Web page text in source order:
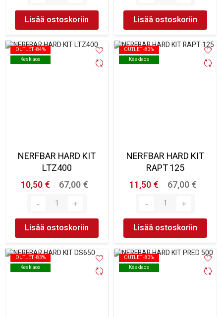
Lisää ostoskoriin Lisää ostoskoriin
OUTLET -84%
Kesklaos
OUTLET -84%
Kesklaos
NERFBAR HARD KIT
LTZ400
10,50 €
67,00 €
Lisää ostoskoriin
OUTLET -83%
Kesklaos
OUTLET -83%
Kesklaos
NERFBAR HARD KIT
RAPT 125
11,50 €
67,00 €
Lisää ostoskoriin
OUTLET -83%
Kesklaos
OUTLET -83%
Kesklaos
OUTLET -83%
Kesklaos
OUTLET -83%
Kesklaos